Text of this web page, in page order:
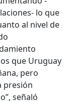
lo que
al nivel de
que Uruguay
pero
presión
señaló